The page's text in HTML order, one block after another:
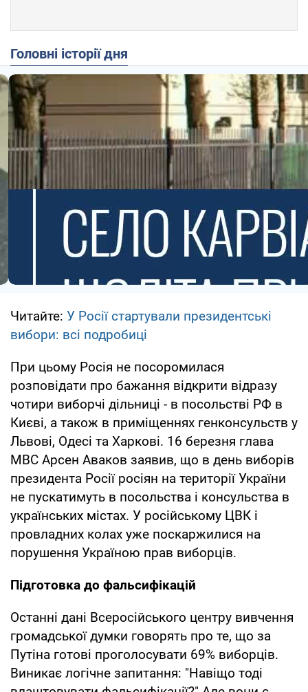
Головні історії дня
Читайте: У Росії стартували президентські
вибори: всі подробиці
При цьому Росія не посоромилася
розповідати про бажання відкрити відразу
чотири виборчі дільниці - в посольстві РФ в
Києві, а також в приміщеннях генконсульств у
Львові, Одесі та Харкові. 16 березня глава
МВС Арсен Аваков заявив, що в день виборів
президента Росії росіян на території України
не пускатимуть в посольства і консульства в
українських містах. У російському ЦВК і
провладних колах уже поскаржилися на
порушення Україною прав виборців.
Підготовка до фальсифікацій
Останні дані Всеросійського центру вивчення
громадської думки говорять про те, що за
Путіна готові проголосувати 69% виборців.
Виникає логічне запитання: "Навіщо тоді